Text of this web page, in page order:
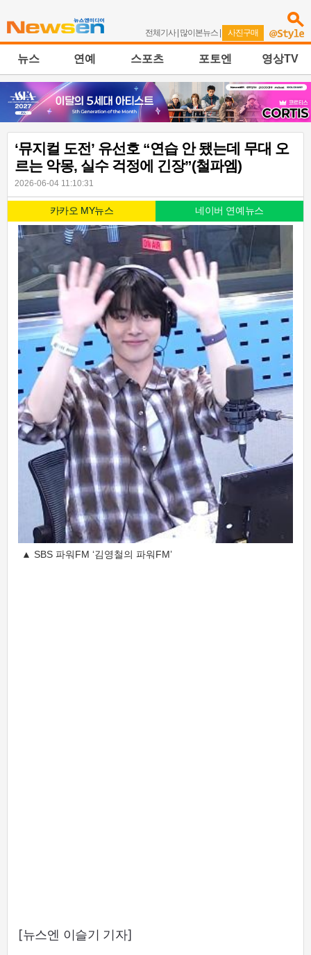
전체기사| 많이본뉴스 | 사진구매
뉴스 연예 스포츠 포토엔 영상TV
‘뮤지컬 도전’ 유선호 “연습 안 됐는데 무대 오
르는 악몽, 실수 걱정에 긴장”(철파엠)
2026-06-04 11:10:31
카카오 MY뉴스 네이버 연예뉴스
▲ SBS 파워FM ‘김영철의 파워FM’
[뉴스엔 이슬기 기자]